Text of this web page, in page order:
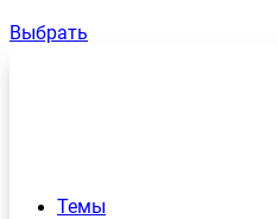
Темы
Выбрать